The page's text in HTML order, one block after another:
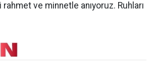
ve minnetle anıyoruz. Ruhları